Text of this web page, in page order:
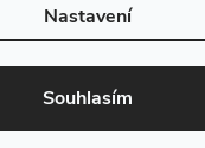
Nastavení
Souhlasím